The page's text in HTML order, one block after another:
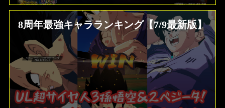
8周年最強キャラランキング【7/9最新版】